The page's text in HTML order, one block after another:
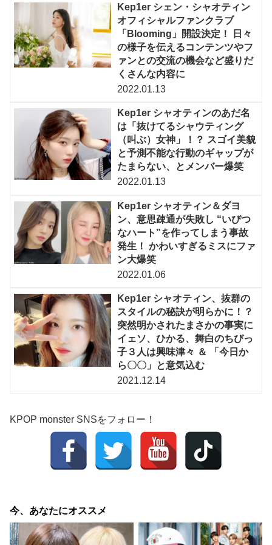
Kep1er シェン・シャオティン
オフィシャルファンクラブ
「Blooming」開設決定！ 日々
の様子を伝えるコンテンツやフ
ァンとの交流の機会など盛りだ
くさんな内容に
2022.01.13
Kep1er シャオティンのあだ名
は「抜けてるシャウティング
（叫ぶ）女神」！？ スゴイ美貌
と予測不能な行動のギャップが
たまらない、とメンバー爆笑
2022.01.13
Kep1er シャオティン＆ダヨ
ン、意思疎通が失敗し “いびつ
なハート”を作ってしまう事故
発生！ かわいすぎるミスにファ
ン大爆笑
2022.01.06
Kep1er シャオティン、抜群の
スタイルの秘訣が明らかに！？
突然明かされたまさかの事実に
イェソ、ひかる、舞白のちびっ
子３人は興味津々 ＆ 「今日か
ら〇〇」と意気込む
2021.12.14
KPOP monster SNSをフォロー！
今、あなたにオススメ